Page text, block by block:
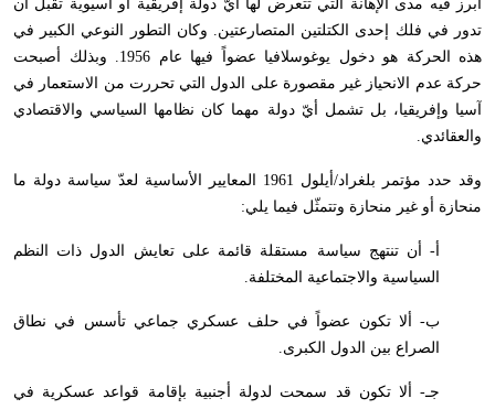
أبرز فيه مدى الإهانة التي تتعرض لها أيّ دولة إفريقية أو آسيوية تقبل أن
تدور في فلك إحدى الكتلتين المتصارعتين. وكان التطور النوعي الكبير في
هذه الحركة هو دخول يوغوسلافيا عضواً فيها عام 1956. وبذلك أصبحت
حركة عدم الانحياز غير مقصورة على الدول التي تحررت من الاستعمار في
آسيا وإفريقيا، بل تشمل أيّ دولة مهما كان نظامها السياسي والاقتصادي
والعقائدي.
وقد حدد مؤتمر بلغراد/أيلول 1961 المعايير الأساسية لعدّ سياسة دولة ما
منحازة أو غير منحازة وتتمثّل فيما يلي:
أ- أن تنتهج سياسة مستقلة قائمة على تعايش الدول ذات النظم
السياسية والاجتماعية المختلفة.
ب- ألا تكون عضواً في حلف عسكري جماعي تأسس في نطاق
الصراع بين الدول الكبرى.
جـ- ألا تكون قد سمحت لدولة أجنبية بإقامة قواعد عسكرية في